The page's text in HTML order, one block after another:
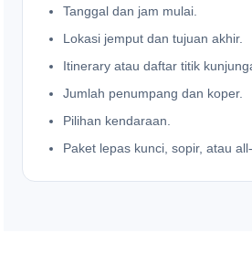
Tanggal dan jam mulai.
Lokasi jemput dan tujuan akhir.
Itinerary atau daftar titik
Jumlah penumpang dan koper.
Pilihan kendaraan.
Paket lepas kunci, sopir, atau all-